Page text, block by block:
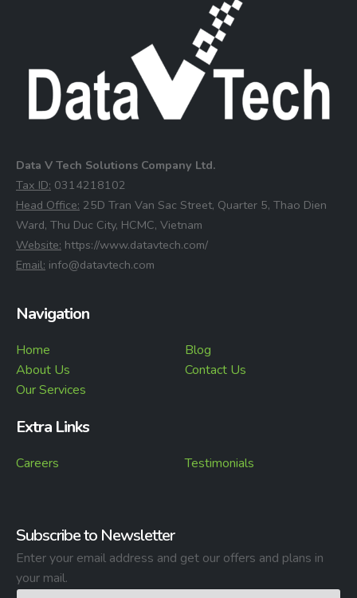
Data V Tech Solutions Company Ltd.
⁠Tax ID: 0314218102
⁠Head Office: 25D Tran Van Sac Street, Quarter 5, Thao Dien
Ward, Thu Duc City, HCMC, Vietnam
⁠Website: https://www.datavtech.com/
⁠Email: info@datavtech.com
Navigation
Home
About Us
Our Services
Blog
Contact Us
Extra Links
Careers Testimonials
Subscribe to Newsletter
Enter your email address and get our offers and plans in
your mail.